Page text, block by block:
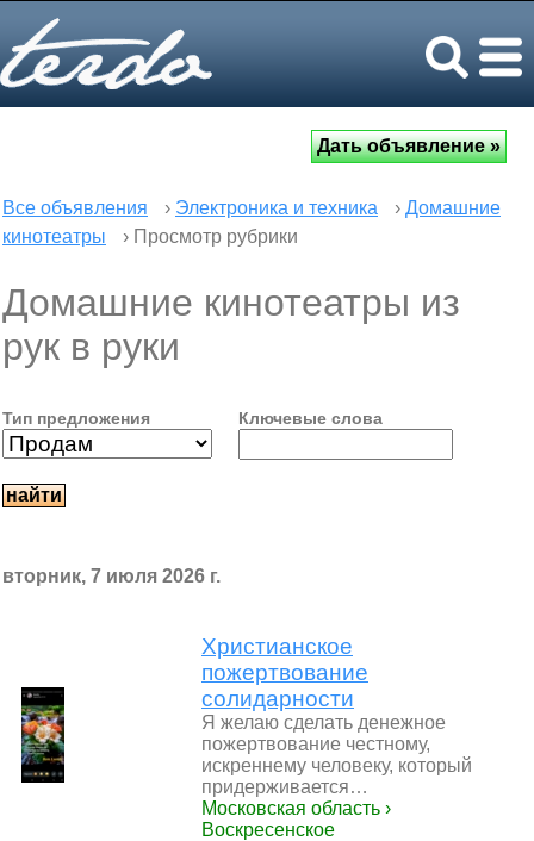
Все объявления › Электроника и техника › Домашние
кинотеатры
› Просмотр рубрики
Домашние кинотеатры из
рук в руки
Тип предложения Ключевые слова
вторник, 7 июля 2026 г.
Христианское
пожертвование
солидарности
Я желаю сделать денежное
пожертвование честному,
искреннему человеку, который
придерживается…
Московская область ›
Воскресенское